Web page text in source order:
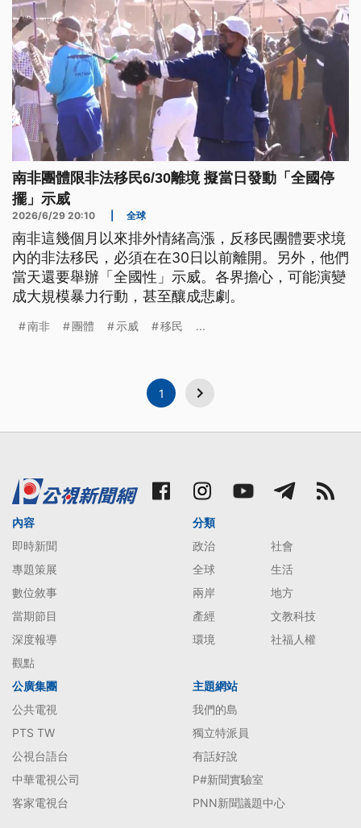
南非團體限非法移民6/30離境 擬當日發動「全國停
擺」示威
2026/6/29 20:10 全球
南非這幾個月以來排外情緒高漲，反移民團體要求境
內的非法移民，必須在在30日以前離開。另外，他們
當天還要舉辦「全國性」示威。各界擔心，可能演變
成大規模暴力行動，甚至釀成悲劇。
南非 團體 示威 移民 ...
1
內容
即時新聞
專題策展
數位敘事
當期節目
深度報導
觀點
分類
政治
社會
全球
生活
兩岸
地方
產經
文教科技
環境
社福人權
公廣集團
公共電視
PTS TW
公視台語台
中華電視公司
客家電視台
主題網站
我們的島
獨立特派員
有話好說
P#新聞實驗室
PNN新聞議題中心